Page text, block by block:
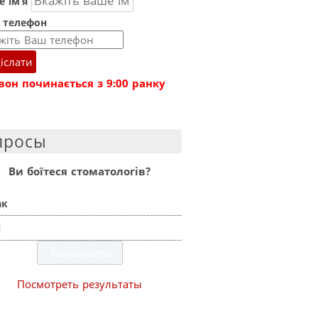
починається з 9:00 ранку
Ви боїтеся стоматологів?
Посмотреть результаты